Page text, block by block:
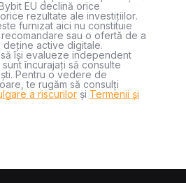
EU declină orice
rezultate ale investițiilor.
furnizat aici nu constituie
sau o ofertă de a
deține active digitale.
își evalueze independent
încurajați să consulte
Pentru o vedere de
te rugăm să consulți
a riscurilor și Termenii și